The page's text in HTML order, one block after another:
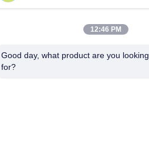
12:46 PM
Good day, what product are you looking
for?